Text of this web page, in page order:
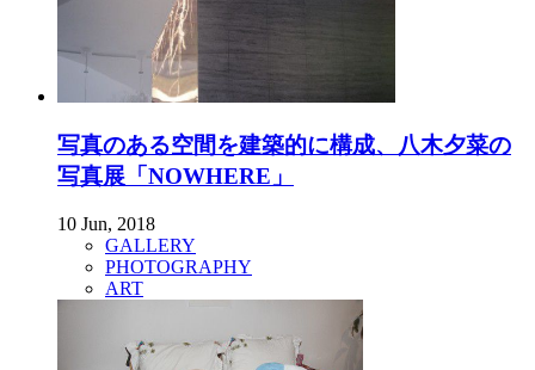
写真のある空間を建築的に構成、八木夕菜の
写真展「NOWHERE」
10 Jun, 2018
GALLERY
PHOTOGRAPHY
ART